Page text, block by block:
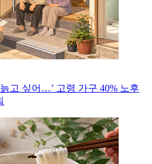
고 싶어…’ 고령 가구 40% 노후